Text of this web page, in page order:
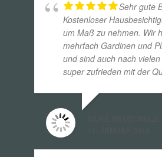
Sehr gute
Kostenloser
um Maß zu nehmen. Wir
mehrfach Gardinen und
und sind auch nach
super zufrieden mit der